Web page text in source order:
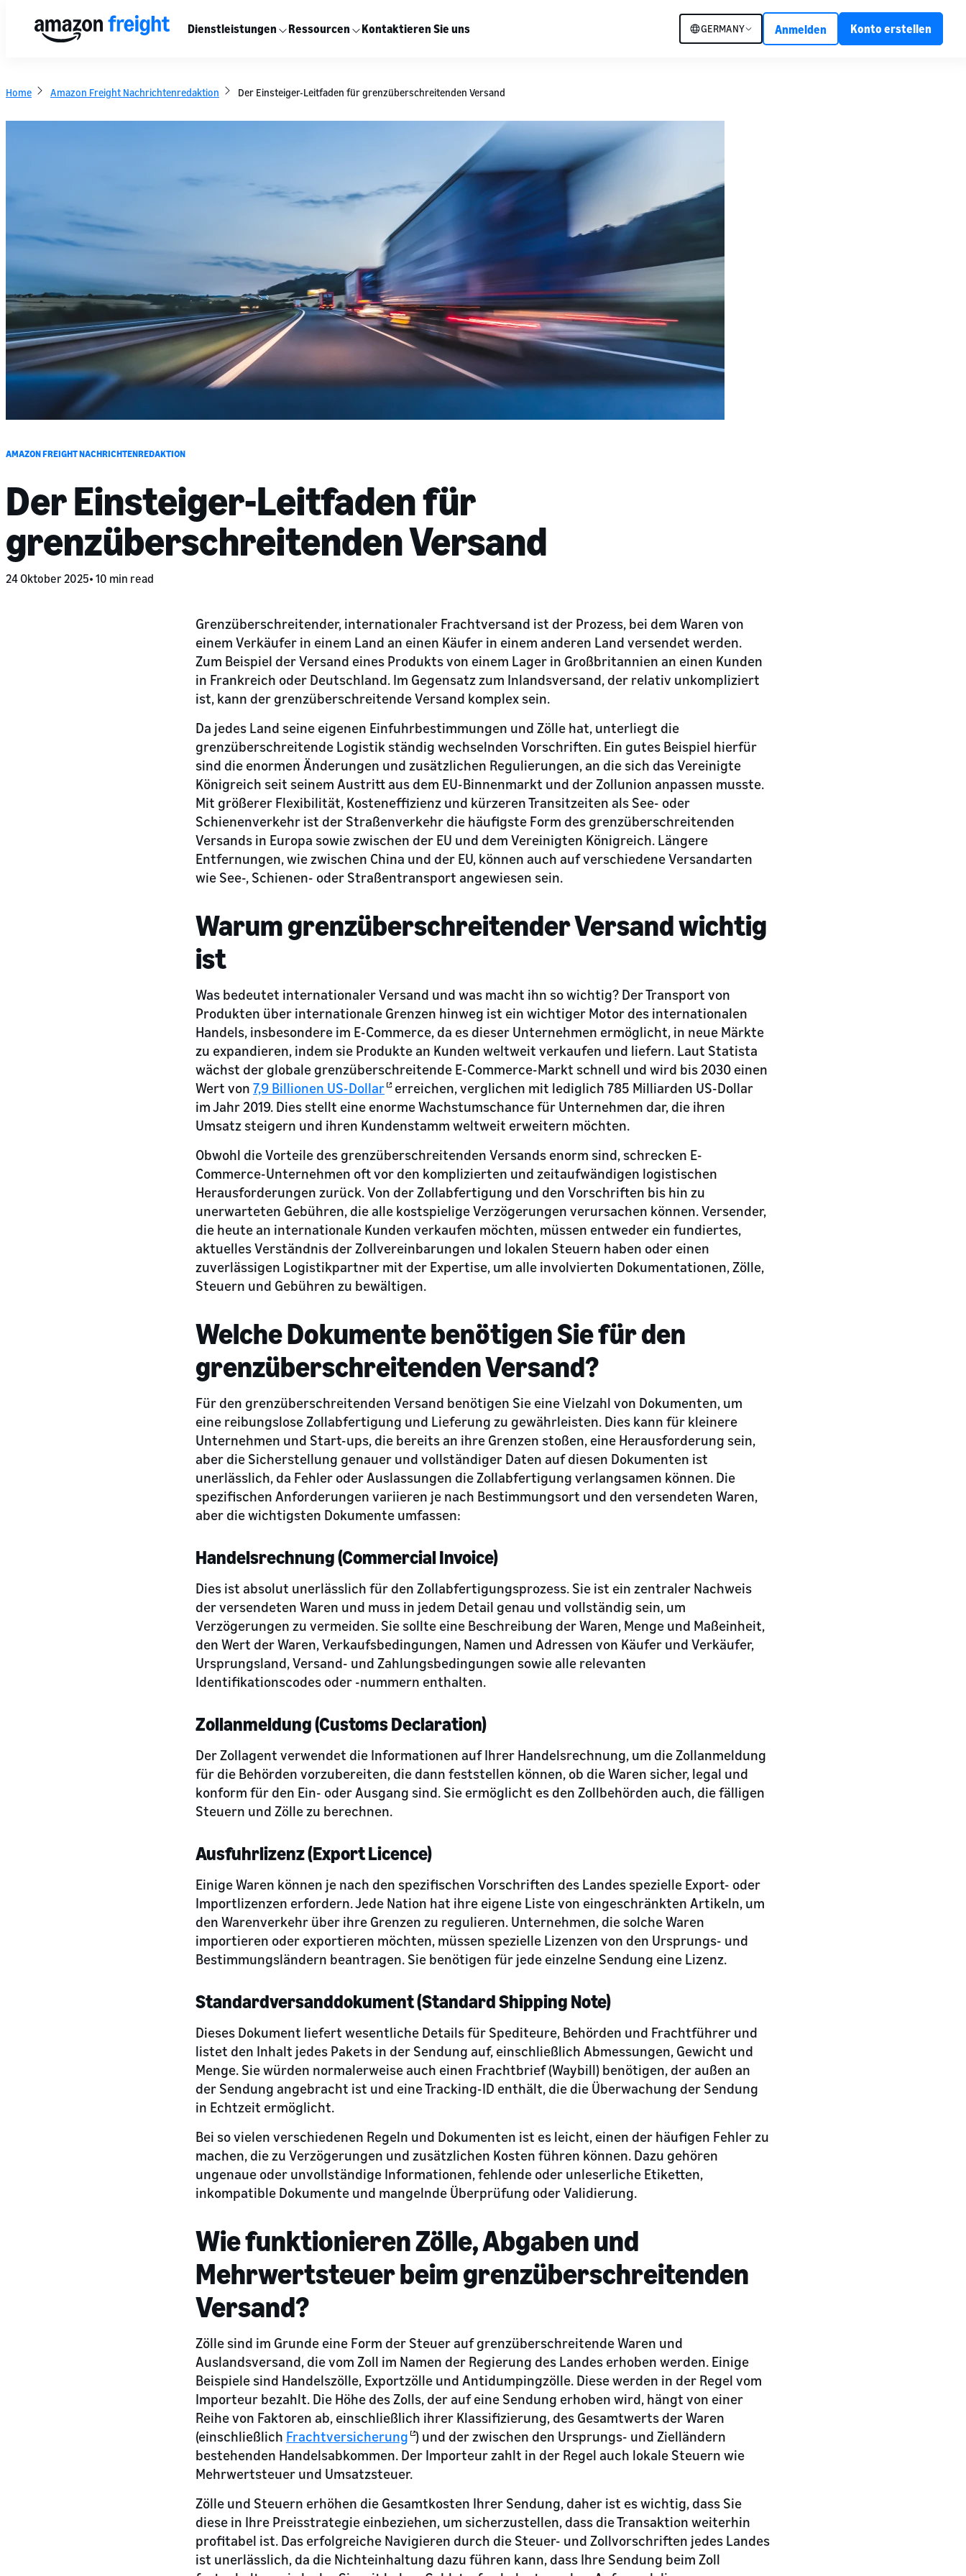
Dienstleistungen Ressourcen Kontaktieren Sie uns GERMANY Anmelden Konto erstellen
Home Amazon Freight Nachrichtenredaktion Der Einsteiger-Leitfaden für grenzüberschreitenden Versand
AMAZON FREIGHT NACHRICHTENREDAKTION
Der Einsteiger-Leitfaden für
grenzüberschreitenden Versand
24 Oktober 2025 10 min read
Grenzüberschreitender, internationaler Frachtversand ist der Prozess, bei dem Waren von
einem Verkäufer in einem Land an einen Käufer in einem anderen Land versendet werden.
Zum Beispiel der Versand eines Produkts von einem Lager in Großbritannien an einen Kunden
in Frankreich oder Deutschland. Im Gegensatz zum Inlandsversand, der relativ unkompliziert
ist, kann der grenzüberschreitende Versand komplex sein.
Da jedes Land seine eigenen Einfuhrbestimmungen und Zölle hat, unterliegt die
grenzüberschreitende Logistik ständig wechselnden Vorschriften. Ein gutes Beispiel hierfür
sind die enormen Änderungen und zusätzlichen Regulierungen, an die sich das Vereinigte
Königreich seit seinem Austritt aus dem EU-Binnenmarkt und der Zollunion anpassen musste.
Mit größerer Flexibilität, Kosteneffizienz und kürzeren Transitzeiten als See- oder
Schienenverkehr ist der Straßenverkehr die häufigste Form des grenzüberschreitenden
Versands in Europa sowie zwischen der EU und dem Vereinigten Königreich. Längere
Entfernungen, wie zwischen China und der EU, können auch auf verschiedene Versandarten
wie See-, Schienen- oder Straßentransport angewiesen sein.
Warum grenzüberschreitender Versand wichtig
ist
Was bedeutet internationaler Versand und was macht ihn so wichtig? Der Transport von
Produkten über internationale Grenzen hinweg ist ein wichtiger Motor des internationalen
Handels, insbesondere im E-Commerce, da es dieser Unternehmen ermöglicht, in neue Märkte
zu expandieren, indem sie Produkte an Kunden weltweit verkaufen und liefern. Laut Statista
wächst der globale grenzüberschreitende E-Commerce-Markt schnell und wird bis 2030 einen
Wert von 7,9 Billionen US-Dollar
erreichen, verglichen mit lediglich 785 Milliarden US-Dollar
im Jahr 2019. Dies stellt eine enorme Wachstumschance für Unternehmen dar, die ihren
Umsatz steigern und ihren Kundenstamm weltweit erweitern möchten.
Obwohl die Vorteile des grenzüberschreitenden Versands enorm sind, schrecken E-
Commerce-Unternehmen oft vor den komplizierten und zeitaufwändigen logistischen
Herausforderungen zurück. Von der Zollabfertigung und den Vorschriften bis hin zu
unerwarteten Gebühren, die alle kostspielige Verzögerungen verursachen können. Versender,
die heute an internationale Kunden verkaufen möchten, müssen entweder ein fundiertes,
aktuelles Verständnis der Zollvereinbarungen und lokalen Steuern haben oder einen
zuverlässigen Logistikpartner mit der Expertise, um alle involvierten Dokumentationen, Zölle,
Steuern und Gebühren zu bewältigen.
Welche Dokumente benötigen Sie für den
grenzüberschreitenden Versand?
Für den grenzüberschreitenden Versand benötigen Sie eine Vielzahl von Dokumenten, um
eine reibungslose Zollabfertigung und Lieferung zu gewährleisten. Dies kann für kleinere
Unternehmen und Start-ups, die bereits an ihre Grenzen stoßen, eine Herausforderung sein,
aber die Sicherstellung genauer und vollständiger Daten auf diesen Dokumenten ist
unerlässlich, da Fehler oder Auslassungen die Zollabfertigung verlangsamen können. Die
spezifischen Anforderungen variieren je nach Bestimmungsort und den versendeten Waren,
aber die wichtigsten Dokumente umfassen:
Handelsrechnung (Commercial Invoice)
Dies ist absolut unerlässlich für den Zollabfertigungsprozess. Sie ist ein zentraler Nachweis
der versendeten Waren und muss in jedem Detail genau und vollständig sein, um
Verzögerungen zu vermeiden. Sie sollte eine Beschreibung der Waren, Menge und Maßeinheit,
den Wert der Waren, Verkaufsbedingungen, Namen und Adressen von Käufer und Verkäufer,
Ursprungsland, Versand- und Zahlungsbedingungen sowie alle relevanten
Identifikationscodes oder -nummern enthalten.
Zollanmeldung (Customs Declaration)
Der Zollagent verwendet die Informationen auf Ihrer Handelsrechnung, um die Zollanmeldung
für die Behörden vorzubereiten, die dann feststellen können, ob die Waren sicher, legal und
konform für den Ein- oder Ausgang sind. Sie ermöglicht es den Zollbehörden auch, die fälligen
Steuern und Zölle zu berechnen.
Ausfuhrlizenz (Export Licence)
Einige Waren können je nach den spezifischen Vorschriften des Landes spezielle Export- oder
Importlizenzen erfordern. Jede Nation hat ihre eigene Liste von eingeschränkten Artikeln, um
den Warenverkehr über ihre Grenzen zu regulieren. Unternehmen, die solche Waren
importieren oder exportieren möchten, müssen spezielle Lizenzen von den Ursprungs- und
Bestimmungsländern beantragen. Sie benötigen für jede einzelne Sendung eine Lizenz.
Standardversanddokument (Standard Shipping Note)
Dieses Dokument liefert wesentliche Details für Spediteure, Behörden und Frachtführer und
listet den Inhalt jedes Pakets in der Sendung auf, einschließlich Abmessungen, Gewicht und
Menge. Sie würden normalerweise auch einen Frachtbrief (Waybill) benötigen, der außen an
der Sendung angebracht ist und eine Tracking-ID enthält, die die Überwachung der Sendung
in Echtzeit ermöglicht.
Bei so vielen verschiedenen Regeln und Dokumenten ist es leicht, einen der häufigen Fehler zu
machen, die zu Verzögerungen und zusätzlichen Kosten führen können. Dazu gehören
ungenaue oder unvollständige Informationen, fehlende oder unleserliche Etiketten,
inkompatible Dokumente und mangelnde Überprüfung oder Validierung.
Wie funktionieren Zölle, Abgaben und
Mehrwertsteuer beim grenzüberschreitenden
Versand?
Zölle sind im Grunde eine Form der Steuer auf grenzüberschreitende Waren und
Auslandsversand, die vom Zoll im Namen der Regierung des Landes erhoben werden. Einige
Beispiele sind Handelszölle, Exportzölle und Antidumpingzölle. Diese werden in der Regel vom
Importeur bezahlt. Die Höhe des Zolls, der auf eine Sendung erhoben wird, hängt von einer
Reihe von Faktoren ab, einschließlich ihrer Klassifizierung, des Gesamtwerts der Waren
(einschließlich Frachtversicherung ) und der zwischen den Ursprungs- und Zielländern
bestehenden Handelsabkommen. Der Importeur zahlt in der Regel auch lokale Steuern wie
Mehrwertsteuer und Umsatzsteuer.
Zölle und Steuern erhöhen die Gesamtkosten Ihrer Sendung, daher ist es wichtig, dass Sie
diese in Ihre Preisstrategie einbeziehen, um sicherzustellen, dass die Transaktion weiterhin
profitabel ist. Das erfolgreiche Navigieren durch die Steuer- und Zollvorschriften jedes Landes
ist unerlässlich, da die Nichteinhaltung dazu führen kann, dass Ihre Sendung beim Zoll